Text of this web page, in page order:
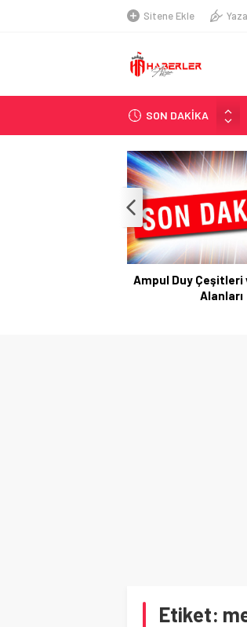
Sitene Ekle
SON DAKİKA
Ampul Duy Çeşitleri
Alanları
Etiket: